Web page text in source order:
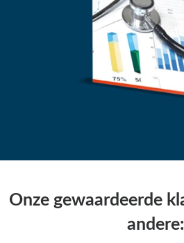
Onze gewaardeerde
andere: